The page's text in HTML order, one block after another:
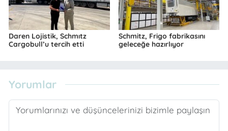
Daren Lojistik, Schmıtz
Cargobull’u tercih etti
Schmitz, Frigo fabrikasını
geleceğe hazırlıyor
Yorumlar